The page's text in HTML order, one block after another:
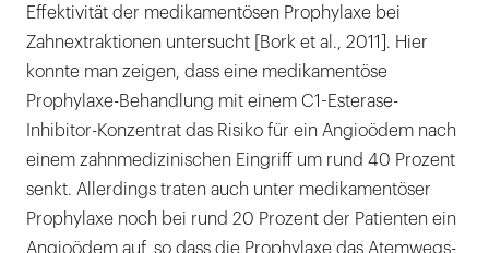
Effektivität der medikamentösen Prophylaxe bei
Zahnextraktionen untersucht [Bork et al., 2011]. Hier
konnte man zeigen, dass eine medikamentöse
Prophylaxe-Behandlung mit einem C1-Esterase-
Inhibitor-Konzentrat das Risiko für ein Angioödem nach
einem zahnmedizinischen Eingriff um rund 40 Prozent
senkt. Allerdings traten auch unter medikamentöser
Prophylaxe noch bei rund 20 Prozent der Patienten ein
Angioödem auf, so dass die Prophylaxe das Atemwegs-